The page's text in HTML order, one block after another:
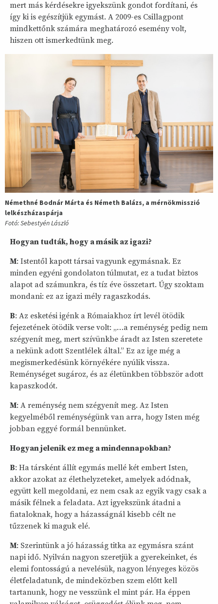
mert más kérdésekre igyekszünk gondot fordítani, és
így ki is egészítjük egymást. A 2009-es Csillagpont
mindkettőnk számára meghatározó esemény volt,
hiszen ott ismerkedtünk meg.
Némethné Bodnár Márta és Németh Balázs, a mérnökmisszió
lelkészházaspárja
Fotó: Sebestyén László
Hogyan tudták, hogy a másik az igazi?
M: Istentől kapott társai vagyunk egymásnak. Ez
minden egyéni gondolaton túlmutat, ez a tudat biztos
alapot ad számunkra, és tíz éve összetart. Úgy szoktam
mondani: ez az igazi mély ragaszkodás.
B: Az esketési igénk a Rómaiakhoz írt levél ötödik
fejezetének ötödik verse volt: „…a reménység pedig nem
szégyenít meg, mert szívünkbe áradt az Isten szeretete
a nekünk adott Szentlélek által.” Ez az ige még a
megismerkedésünk környékére nyúlik vissza.
Reménységet sugároz, és az életünkben többször adott
kapaszkodót.
M: A reménység nem szégyenít meg. Az Isten
kegyelméből reménységünk van arra, hogy Isten még
jobban eggyé formál bennünket.
Hogyan jelenik ez meg a mindennapokban?
B: Ha társként állít egymás mellé két embert Isten,
akkor azokat az élethelyzeteket, amelyek adódnak,
együtt kell megoldani, ez nem csak az egyik vagy csak a
másik félnek a feladata. Azt igyekszünk átadni a
fiataloknak, hogy a házasságnál kisebb célt ne
tűzzenek ki maguk elé.
M: Szerintünk a jó házasság titka az egymásra szánt
napi idő. Nyilván nagyon szeretjük a gyerekeinket, és
elemi fontosságú a nevelésük, nagyon lényeges közös
életfeladatunk, de mindeközben szem előtt kell
tartanunk, hogy ne vesszünk el mint pár. Ha éppen